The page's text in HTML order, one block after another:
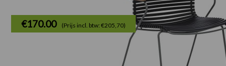
€170.00 (Prijs incl. btw: €205,70)